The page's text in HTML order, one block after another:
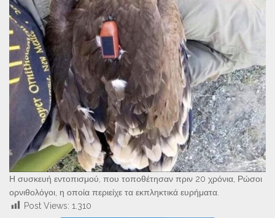
Η συσκευή εντοπισμού, που τοποθέτησαν πριν 20 χρόνια, Ρώσοι
ορνιθολόγοι, η οποία περιείχε τα εκπληκτικά ευρήματα.
Post Views: 1.310